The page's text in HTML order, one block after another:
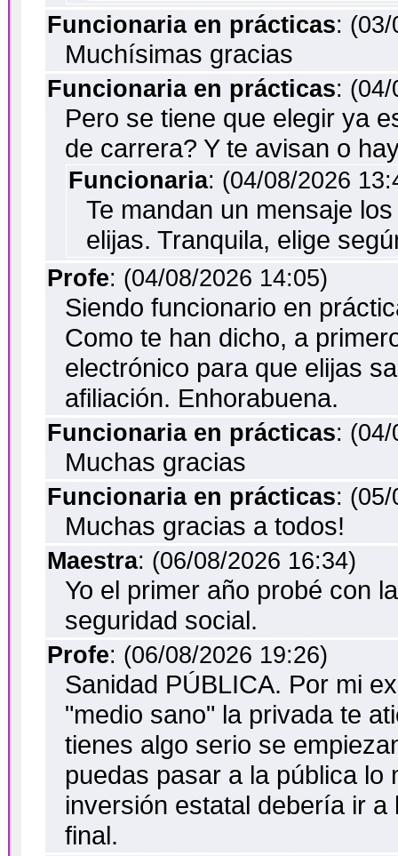
Funcionaria en prácticas:
Muchísimas gracias
Funcionaria en prácticas:
Pero se tiene que elegir ya
de carrera? Y te avisan o
Funcionaria: (04/08/2026
Te mandan un mensaje
elijas. Tranquila, elige
Profe: (04/08/2026 14:05)
Siendo funcionario en
Como te han dicho, a
electrónico para que elijas
afiliación. Enhorabuena.
Funcionaria en prácticas:
Muchas gracias
Funcionaria en prácticas:
Muchas gracias a todos!
Maestra: (06/08/2026 16:34)
Yo el primer año probé con
seguridad social.
Profe: (06/08/2026 19:26)
Sanidad PÚBLICA. Por mi
"medio sano" la privada te
tienes algo serio se
puedas pasar a la pública lo
inversión estatal debería ir
final.